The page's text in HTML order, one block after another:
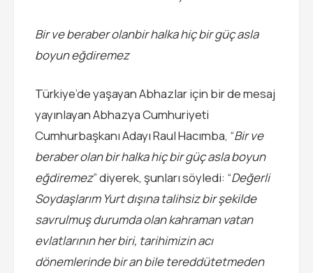
Bir ve beraber olanbir halka hiç bir güç asla
boyun eğdiremez
Türkiye’de yaşayan Abhazlar için bir de mesaj
yayınlayan Abhazya Cumhuriyeti
Cumhurbaşkanı Adayı Raul Hacımba, “Bir ve
beraber olan bir halka hiç bir güç asla boyun
eğdiremez” diyerek, şunları söyledi: “Değerli
Soydaşlarım Yurt dışına talihsiz bir şekilde
savrulmuş durumda olan kahraman vatan
evlatlarının her biri, tarihimizin acı
dönemlerinde bir an bile tereddütetmeden